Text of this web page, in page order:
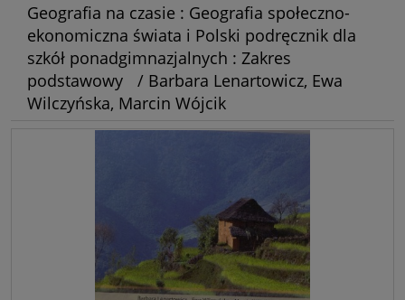
Geografia na czasie : Geografia społeczno-
ekonomiczna świata i Polski podręcznik dla
szkół ponadgimnazjalnych : Zakres
podstawowy / Barbara Lenartowicz, Ewa
Wilczyńska, Marcin Wójcik